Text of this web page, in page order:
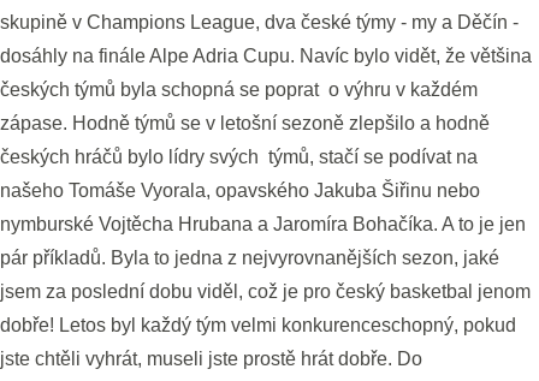
skupině v Champions League, dva české týmy - my a Děčín -
dosáhly na finále Alpe Adria Cupu. Navíc bylo vidět, že většina
českých týmů byla schopná se poprat o výhru v každém
zápase. Hodně týmů se v letošní sezoně zlepšilo a hodně
českých hráčů bylo lídry svých týmů, stačí se podívat na
našeho Tomáše Vyorala, opavského Jakuba Šiřinu nebo
nymburské Vojtěcha Hrubana a Jaromíra Bohačíka. A to je jen
pár příkladů. Byla to jedna z nejvyrovnanějších sezon, jaké
jsem za poslední dobu viděl, což je pro český basketbal jenom
dobře! Letos byl každý tým velmi konkurenceschopný, pokud
jste chtěli vyhrát, museli jste prostě hrát dobře. Do